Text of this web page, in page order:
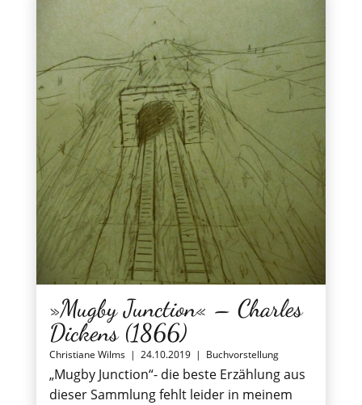
»Mugby Junction« – Charles
Dickens (1866)
Christiane Wilms | 24.10.2019 | Buchvorstellung
„Mugby Junction“- die beste Erzählung aus
dieser Sammlung fehlt leider in meinem